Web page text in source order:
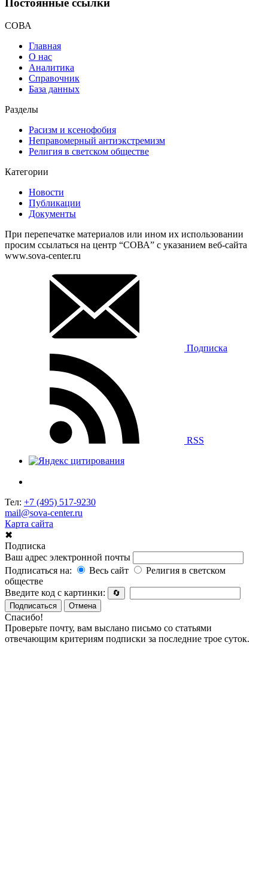
СОВА
Главная
О нас
Аналитика
Справочник
База данных
Разделы
Расизм и ксенофобия
Неправомерный антиэкстремизм
Религия в светском обществе
Категории
Новости
Публикации
Документы
При перепечатке материалов или ином их использовании
просим ссылаться на центр “СОВА” с указанием веб-сайта
www.sova-center.ru
Подписка
RSS
Тел: +7 (495) 517-9230
mail@sova-center.ru
Карта сайта
✖
Подписка
Ваш адрес электронной почты
Подписаться на:
Весь сайт
Религия в светском
обществе
Введите код с картинки:
🔄
Подписаться
Отмена
Спасибо!
Проверьте почту, вам выслано письмо со статьями
отвечающим критериям подписки за последние трое суток.